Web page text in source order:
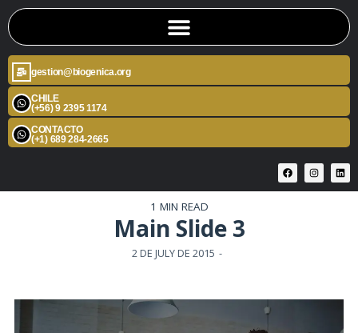
gestion@biogenica.org
CHILE
(+56) 9 2395 1174
CONTACTO
(+1) 689 284-2665
1 MIN READ
Main Slide 3
2 DE JULY DE 2015 -